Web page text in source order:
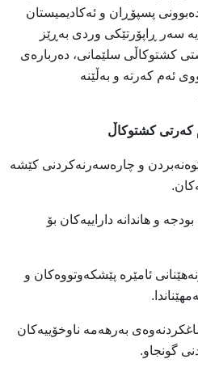
پسپۆڕان و ئەکادیمیستان
سەر ڕاپۆرتێکی وردی بەڕێز
کشتوکاڵی سلێمانی، دەربارەی
ئەم کەرتە و بەڵێنە
کەرتی کشتوکاڵ
و چارەسەرنەکردنی کێشە
و هاندانە داراییەکان بۆ
ئامێرە پێشکەوتووەکان و
بەرهەمە ناوخۆییەکان
گونجاو.